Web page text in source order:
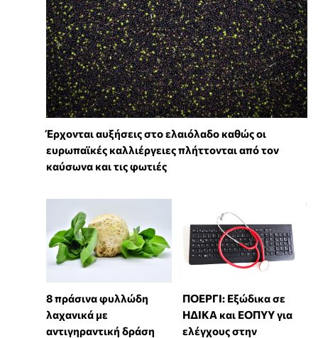
Έρχονται αυξήσεις στο ελαιόλαδο καθώς οι
ευρωπαϊκές καλλιέργειες πλήττονται από τον
καύσωνα και τις φωτιές
8 πράσινα φυλλώδη
λαχανικά με
αντιγηραντική δράση
ΠΟΕΡΓΙ: Εξώδικα σε
ΗΔΙΚΑ και ΕΟΠΥΥ για
ελέγχους στην